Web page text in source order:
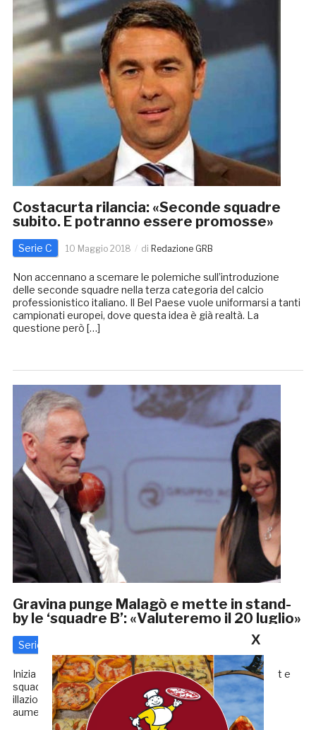
Costacurta rilancia: «Seconde squadre
subito. E potranno essere promosse»
Serie C 10 Maggio 2018 di Redazione GRB
Non accennano a scemare le polemiche sull’introduzione
delle seconde squadre nella terza categoria del calcio
professionistico italiano. Il Bel Paese vuole uniformarsi a tanti
campionati europei, dove questa idea è già realtà. La
questione però […]
Gravina punge Malagò e mette in stand-
by le ‘squadre B’: «Valuteremo il 20 luglio»
Serie C
Inizia già a prendere forma la Serie C del futuro. Tra format e
squadre, parametri economici da rivedere, proposte ed
illazioni, una idea si è fatta larga prepotentemente per
aumentare l’appeal e la competizione: l’introduzione […]
X